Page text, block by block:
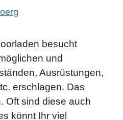
besucht
und
Ausrüstungen,
erschlagen. Das
Oft sind diese auch
könnt Ihr viel